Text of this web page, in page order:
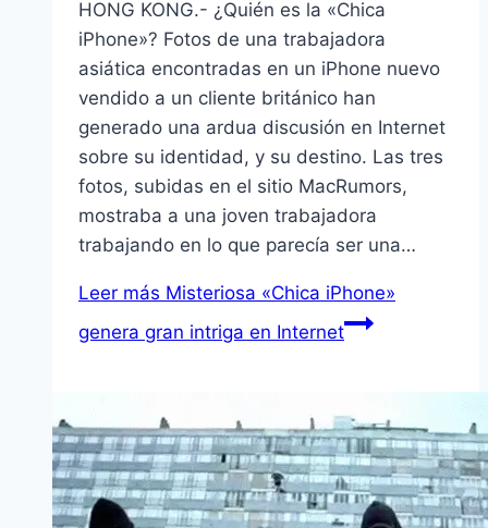
HONG KONG.- ¿Quién es la «Chica
iPhone»? Fotos de una trabajadora
asiática encontradas en un iPhone nuevo
vendido a un cliente británico han
generado una ardua discusión en Internet
sobre su identidad, y su destino. Las tres
fotos, subidas en el sitio MacRumors,
mostraba a una joven trabajadora
trabajando en lo que parecí­a ser una…
Leer más Misteriosa «Chica iPhone»
genera gran intriga en Internet